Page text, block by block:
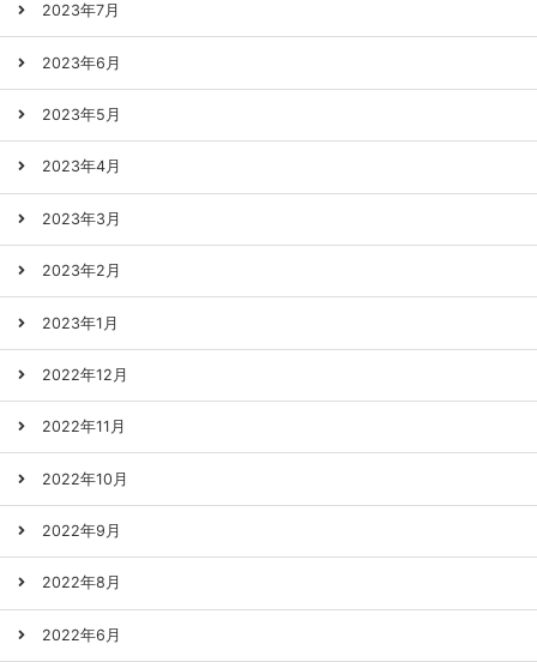
2023年7月
2023年6月
2023年5月
2023年4月
2023年3月
2023年2月
2023年1月
2022年12月
2022年11月
2022年10月
2022年9月
2022年8月
2022年6月